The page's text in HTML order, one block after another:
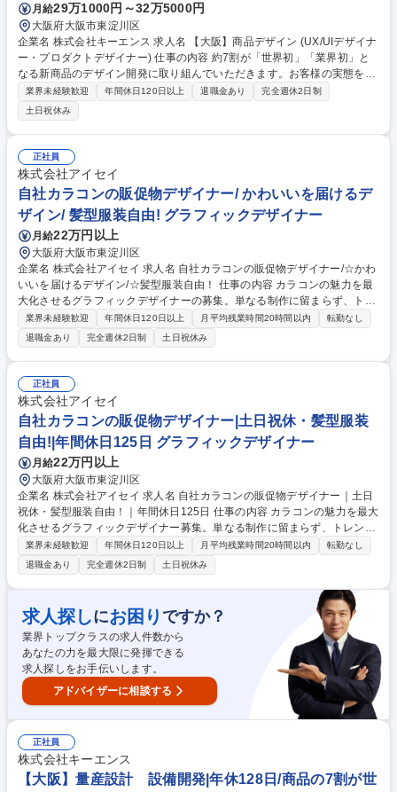
月給29万1000円～32万5000円
大阪府大阪市東淀川区
企業名 株式会社キーエンス 求人名 【大阪】商品デザイン (UX/UIデザイナ
ー・プロダクトデザイナー) 仕事の内容 約7割が「世界初」「業界初」と
なる新商品のデザイン開発に取り組んでいただきます。お客様の実態をよ
く把握し、企画、開発や販売担当と議論しながら商品の最適なデザインを
提案、実現していただきます。 《筐体のプロダクトデザイン》●CADによ
るモデリング ●モックアップモデルの作成 《UX/UIデザイン》●画面遷移
図、UIモックアップの作成 ●グラフィックデザイン ●アイコン等画面パー
ツ類の作成 ＊商品のプロダクトもUX/UIも一人のデザイナーが担当するの
が当社の特徴です。＊商品の企画初期段階から関与することもあり、企画
担当と共に現場訪問を行うこともございます。 募集職種 【大阪】商品デ
ザイン (UX/UIデザイナー・プロダクトデザイナー)
業界未経験歓迎 年間休日120日以上 退職金あり
完全週休2日制
土日祝休み
正社員
株式会社アイセイ
自社カラコンの販促物デザイナー/ かわいいを届けるデ
ザイン/ 髪型服装自由! グラフィックデザイナー
月給22万円以上
大阪府大阪市東淀川区
企業名 株式会社アイセイ 求人名 自社カラコンの販促物デザイナー/☆かわ
いいを届けるデザイン/☆髪型服装自由！ 仕事の内容 カラコンの魅力を最
大化させるグラフィックデザイナーの募集。単なる制作に留まらず、トレ
ンドを捉えたデザインで「売上」を創るポジションです。ブランド担当と
連携し、企画から携わるチャンスに溢れた環境です。 【詳細】自社ECのL
Pやバナー、販促物のデザインを軸に以下をお任せ。 ・Web、SNS画像、
店頭POP等のデザイン ・撮影ディレクション、商品企画への提案 【働く
魅力】SNS担当や企画担当と対話を重ね、世界観を共に創る共感力が活き
る環境。指示通りの作業ではなく、ユーザー視点で「今何が可愛いか」を
捉え、自身の感性で事業成長を直接牽引する手触り感があります。 募集職
種 自社カラコンの販促物デザイナー/☆かわいいを届けるデザイン/☆髪型
服装自由！
業界未経験歓迎 年間休日120日以上 月平均残業時間20時間以内
転勤なし
退職金あり
完全週休2日制 土日祝休み
正社員
株式会社アイセイ
自社カラコンの販促物デザイナー|土日祝休・髪型服装
自由!|年間休日125日 グラフィックデザイナー
月給22万円以上
大阪府大阪市東淀川区
企業名 株式会社アイセイ 求人名 自社カラコンの販促物デザイナー｜土日
祝休・髪型服装自由！｜年間休日125日 仕事の内容 カラコンの魅力を最大
化させるグラフィックデザイナー募集。単なる制作に留まらず、トレンド
を捉えたデザインで「売上」を創るポジション。ブランド担当と密に連携
し、企画から携わるチャンスに溢れた環境です。 【詳細】自社ECのLPや
バナー、販促物のデザインを軸に以下をお任せ。 ・Web、SNS画像、店
頭POP等のデザイン ・撮影ディレクション、商品企画への提案 【働く魅
力】SNS担当や企画担当と対話を重ね、世界観を共に創る共感力が活きる
環境。指示通りの作業ではなく、ユーザー視点で「今何が可愛いか」を捉
え、自身の感性で事業成長を直接牽引する手触り感があります。 募集職種
自社カラコンの販促物デザイナー｜土日祝休・髪型服装自由！｜年間休日
125日
業界未経験歓迎 年間休日120日以上 月平均残業時間20時間以内
転勤なし
退職金あり
完全週休2日制 土日祝休み
求人探しにお困り ですか？
業界トップクラスの求人件数から
あなたの力を最大限に発揮できる
求人探しをお手伝いします。
アドバイザーに相談する
正社員
株式会社キーエンス
【大阪】量産設計 設備開発|年休128日/商品の7割が世